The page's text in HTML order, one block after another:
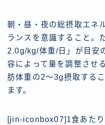
朝・昼・夜の総摂取エネ
ランスを意識すること。
2.0g/kg/体重/日」が目安
容によって量を調整させ
肪体重の2〜3g摂取する
ます。
[jin-iconbox07]1食あた